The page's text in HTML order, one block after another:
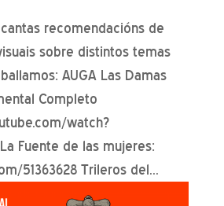
recomendacións de
sobre distintos temas
AUGA Las Damas
Completo
watch?
Fuente de las mujeres:
51363628 Trileros del...